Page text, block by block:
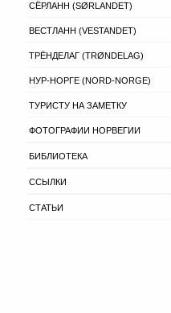
СЁРЛАНН (SØRLANDET)
ВЕСТЛАНН (VESTANDET)
ТРЁНДЕЛАГ (TRØNDELAG)
НУР-НОРГЕ (NORD-NORGE)
ТУРИСТУ НА ЗАМЕТКУ
ФОТОГРАФИИ НОРВЕГИИ
БИБЛИОТЕКА
ССЫЛКИ
СТАТЬИ